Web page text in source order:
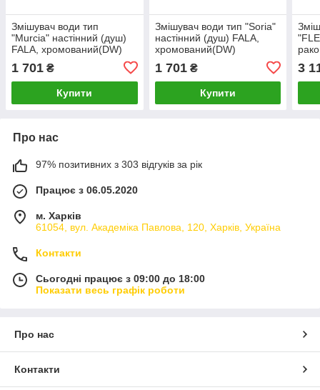
Змішувач води тип
"Murcia" настінний (душ)
FALA, хромований(DW)
1 701 ₴
Купити
Змішувач води тип "Soria"
настінний (душ) FALA,
хромований(DW)
1 701₴
Купити
3
Про нас
97% позитивних з 303 відгуків за рік
Працює з 06.05.2020
м. Харків
61054, вул. Академіка Павлова, 120, Харків, Україна
Контакти
Сьогодні працює з 09:00 до 18:00
Показати весь графік роботи
Про нас
Контакти